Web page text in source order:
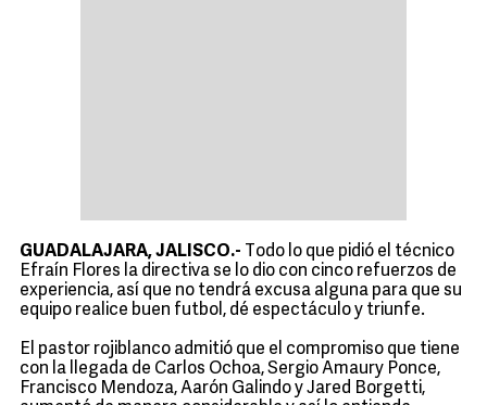
GUADALAJARA, JALISCO.- Todo lo que pidió el técnico
Efraín Flores la directiva se lo dio con cinco refuerzos de
experiencia, así que no tendrá excusa alguna para que su
equipo realice buen futbol, dé espectáculo y triunfe.
El pastor rojiblanco admitió que el compromiso que tiene
con la llegada de Carlos Ochoa, Sergio Amaury Ponce,
Francisco Mendoza, Aarón Galindo y Jared Borgetti,